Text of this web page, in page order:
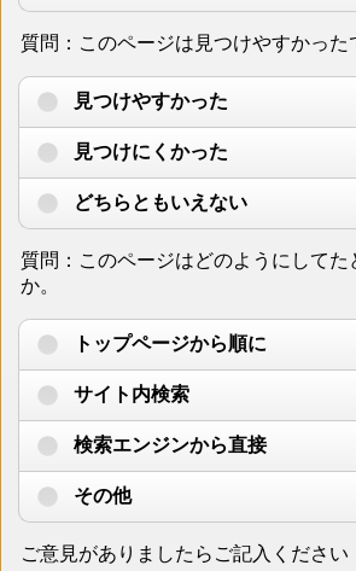
質問：このページは見つけやすかった
見つけやすかった
見つけにくかった
どちらともいえない
質問：このページはどのようにしてた
か。
トップページから順に
サイト内検索
検索エンジンから直接
その他
ご意見がありましたらご記入ください